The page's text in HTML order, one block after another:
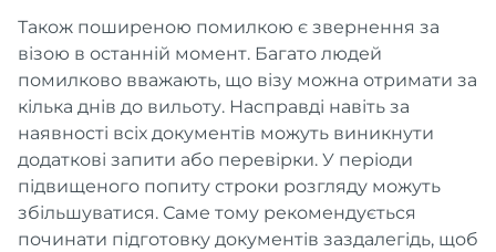
Також поширеною помилкою є звернення за
візою в останній момент. Багато людей
помилково вважають, що візу можна отримати за
кілька днів до вильоту. Насправді навіть за
наявності всіх документів можуть виникнути
додаткові запити або перевірки. У періоди
підвищеного попиту строки розгляду можуть
збільшуватися. Саме тому рекомендується
починати підготовку документів заздалегідь, щоб